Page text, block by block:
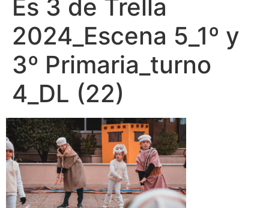
Es 3 de Trella
2024_Escena 5_1º y
3º Primaria_turno
4_DL (22)